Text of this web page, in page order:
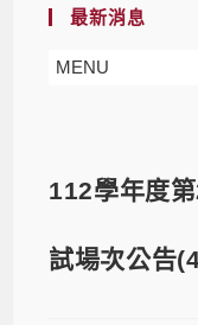
最新消息
MENU
112學年度
試場次公告